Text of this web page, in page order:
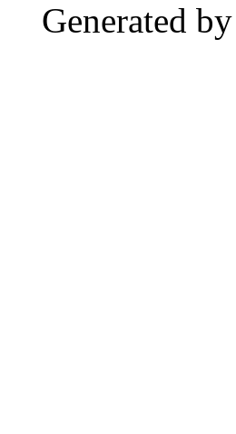
Generated